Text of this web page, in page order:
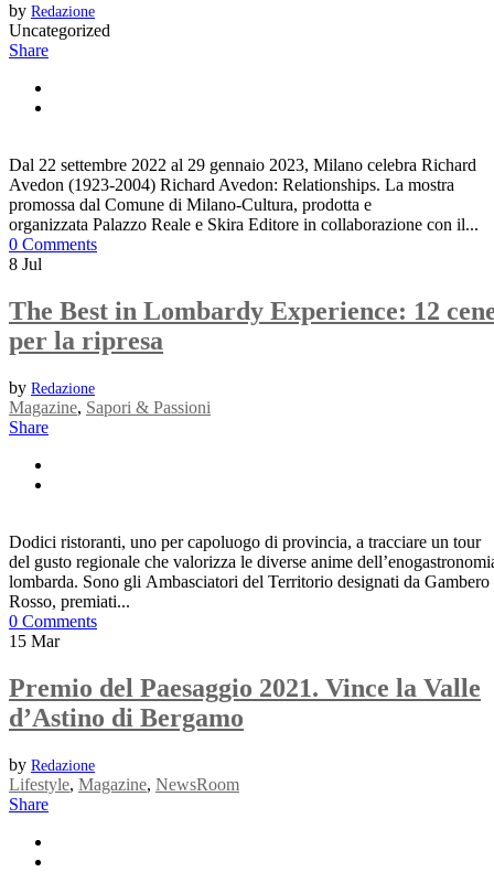
by Redazione
Uncategorized
Share
Dal 22 settembre 2022 al 29 gennaio 2023, Milano celebra Richard
Avedon (1923-2004) Richard Avedon: Relationships. La mostra
promossa dal Comune di Milano-Cultura, prodotta e
organizzata Palazzo Reale e Skira Editore in collaborazione con il...
0 Comments
8 Jul
The Best in Lombardy Experience: 12
per la ripresa
by Redazione
Magazine, Sapori & Passioni
Share
Dodici ristoranti, uno per capoluogo di provincia, a tracciare un tour
del gusto regionale che valorizza le diverse anime
lombarda. Sono gli Ambasciatori del Territorio designati da Gambero
Rosso, premiati...
0 Comments
15 Mar
Premio del Paesaggio 2021. Vince la Valle
d’Astino di Bergamo
by Redazione
Lifestyle, Magazine, NewsRoom
Share